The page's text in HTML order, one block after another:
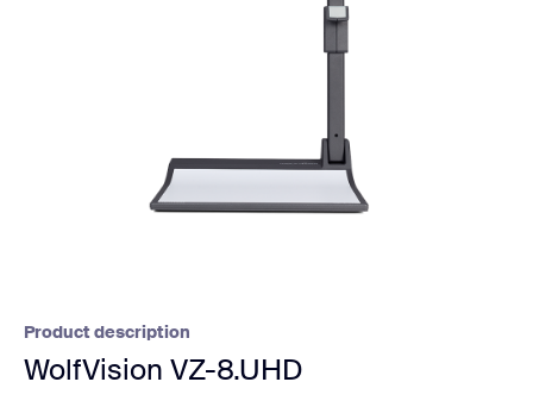
Product description
WolfVision VZ-8.UHD